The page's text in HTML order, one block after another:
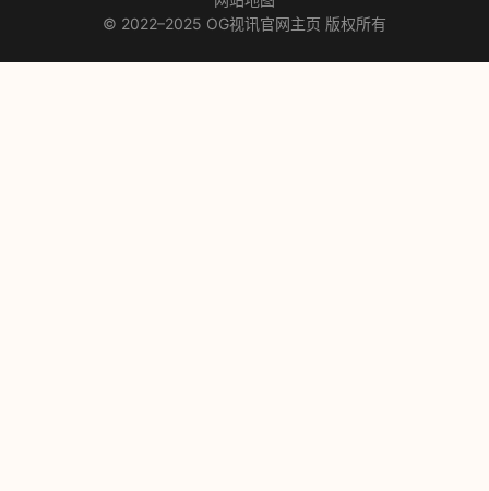
© 2022–2025 OG视讯官网主页 版权所有